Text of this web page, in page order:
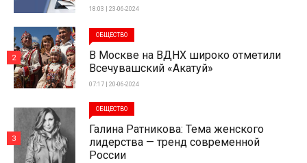
18:03 | 23-06-2024
ОБЩЕСТВО
В Москве на ВДНХ широко отметили
Всечувашский «Акатуй»
07:17 | 20-06-2024
2
ОБЩЕСТВО
Галина Ратникова: Тема женского
лидерства — тренд современной
России
3